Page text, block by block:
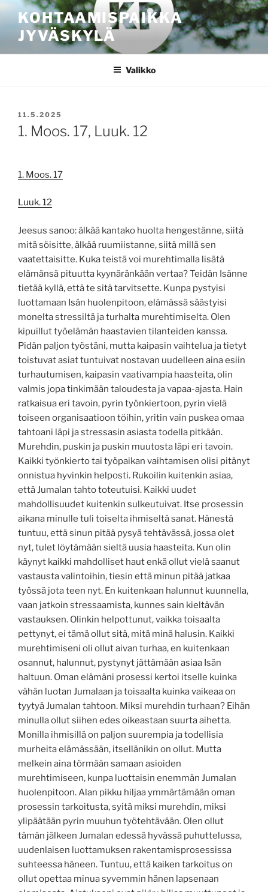
sisältöönKOHTAAMISPAIKKA
JYVÄSKYLÄ
Valikko
JULKAISTU
11.5.2025
1. Moos. 17, Luuk. 12
1. Moos. 17
Luuk. 12
Jeesus sanoo: älkää kantako huolta hengestänne, siitä
mitä söisitte, älkää ruumiistanne, siitä millä sen
vaatettaisitte. Kuka teistä voi murehtimalla lisätä
elämänsä pituutta kyynäränkään vertaa? Teidän Isänne
tietää kyllä, että te sitä tarvitsette. Kunpa pystyisi
luottamaan Isän huolenpitoon, elämässä säästyisi
monelta stressiltä ja turhalta murehtimiselta. Olen
kipuillut työelämän haastavien tilanteiden kanssa.
Pidän paljon työstäni, mutta kaipasin vaihtelua ja tietyt
toistuvat asiat tuntuivat nostavan uudelleen aina esiin
turhautumisen, kaipasin vaativampia haasteita, olin
valmis jopa tinkimään taloudesta ja vapaa-ajasta. Hain
ratkaisua eri tavoin, pyrin työnkiertoon, pyrin vielä
toiseen organisaatioon töihin, yritin vain puskea omaa
tahtoani läpi ja stressasin asiasta todella pitkään.
Murehdin, puskin ja puskin muutosta läpi eri tavoin.
Kaikki työnkierto tai työpaikan vaihtamisen olisi pitänyt
onnistua hyvinkin helposti. Rukoilin kuitenkin asiaa,
että Jumalan tahto toteutuisi. Kaikki uudet
mahdollisuudet kuitenkin sulkeutuivat. Itse prosessin
aikana minulle tuli toiselta ihmiseltä sanat. Hänestä
tuntuu, että sinun pitää pysyä tehtävässä, jossa olet
nyt, tulet löytämään sieltä uusia haasteita. Kun olin
käynyt kaikki mahdolliset haut enkä ollut vielä saanut
vastausta valintoihin, tiesin että minun pitää jatkaa
työssä jota teen nyt. En kuitenkaan halunnut kuunnella,
vaan jatkoin stressaamista, kunnes sain kieltävän
vastauksen. Olinkin helpottunut, vaikka toisaalta
pettynyt, ei tämä ollut sitä, mitä minä halusin. Kaikki
murehtimiseni oli ollut aivan turhaa, en kuitenkaan
osannut, halunnut, pystynyt jättämään asiaa Isän
haltuun. Oman elämäni prosessi kertoi itselle kuinka
vähän luotan Jumalaan ja toisaalta kuinka vaikeaa on
tyytyä Jumalan tahtoon. Miksi murehdin turhaan? Eihän
minulla ollut siihen edes oikeastaan suurta aihetta.
Monilla ihmisillä on paljon suurempia ja todellisia
murheita elämässään, itsellänikin on ollut. Mutta
melkein aina törmään samaan asioiden
murehtimiseen, kunpa luottaisin enemmän Jumalan
huolenpitoon. Alan pikku hiljaa ymmärtämään oman
prosessin tarkoitusta, syitä miksi murehdin, miksi
ylipäätään pyrin muuhun työtehtävään. Olen ollut
tämän jälkeen Jumalan edessä hyvässä puhuttelussa,
uudenlaisen luottamuksen rakentamisprosessissa
suhteessa häneen. Tuntuu, että kaiken tarkoitus on
ollut opettaa minua syvemmin hänen lapsenaan